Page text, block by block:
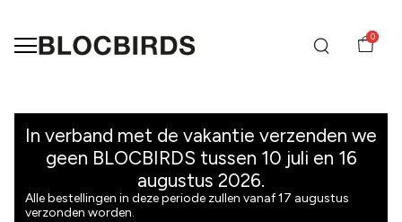
0
Houtduif
BLOCBIRDS
In verband met de vakantie verzenden we
geen BLOCBIRDS tussen 10 juli en 16
augustus 2026.
Alle bestellingen in deze periode zullen vanaf 17 augustus
verzonden worden.